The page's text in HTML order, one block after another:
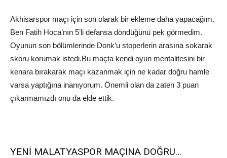
Akhisarspor maçı için son olarak bir ekleme daha yapacağım.
Ben Fatih Hoca’nın 5’li defansa döndüğünü pek görmedim.
Oyunun son bölümlerinde Donk’u stoperlerin arasına sokarak
skoru korumak istedi.Bu maçta kendi oyun mentalitesini bir
kenara bırakarak maçı kazanmak için ne kadar doğru hamle
varsa yaptığına inanıyorum. Önemli olan da zaten 3 puan
çıkarmamızdı onu da elde ettik.
YENİ MALATYASPOR MAÇINA DOĞRU…